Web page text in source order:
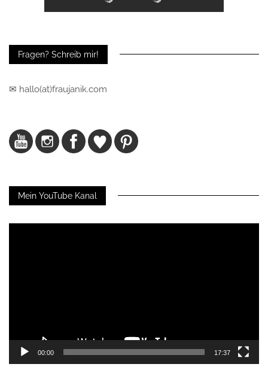
Fragen? Schreib mir!
✉ hallo(at)fraujanik.com
Mein YouTube Kanal
00:00 17:37